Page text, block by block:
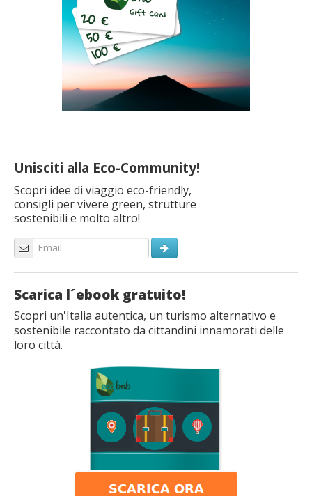
Unisciti alla Eco-Community!
Scopri idee di viaggio eco-friendly,
consigli per vivere green, strutture
sostenibili e molto altro!
Scarica l´ebook gratuito!
Scopri un'Italia autentica, un turismo alternativo e
sostenibile raccontato da cittandini innamorati delle
loro città.